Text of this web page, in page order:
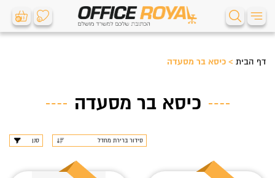
0 0
דף הבית > כיסא בר מסעדה
כיסא בר מסעדה
סנן